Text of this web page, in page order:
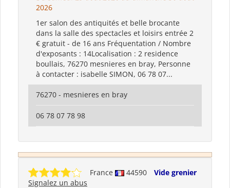
2026
1er salon des antiquités et belle brocante
dans la salle des spectacles et loisirs entrée 2
€ gratuit - de 16 ans Fréquentation / Nombre
d'exposants : 14Localisation : 2 residence
boullais, 76270 mesnieres en bray, Personne
à contacter : isabelle SIMON, 06 78 07...
76270 - mesnieres en bray
06 78 07 78 98
France 44590
Vide grenier
Signalez un abus